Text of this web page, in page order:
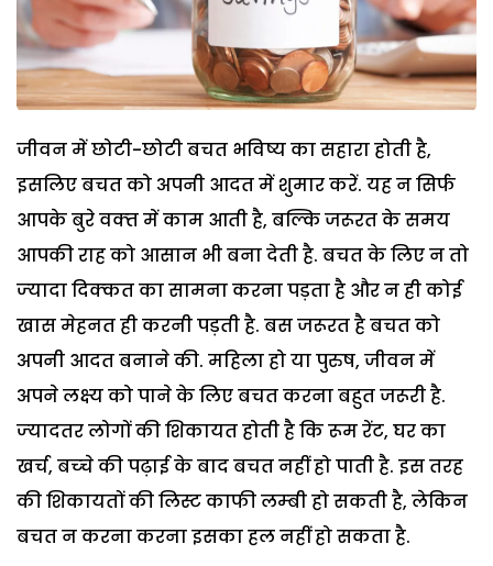
जीवन में छोटी-छोटी बचत भविष्य का सहारा होती है,
इसलिए बचत को अपनी आदत में शुमार करें. यह न सिर्फ
आपके बुरे वक्‍त में काम आती है, बल्कि जरूरत के समय
आपकी राह को आसान भी बना देती है. बचत के लिए न तो
ज्‍यादा दिक्‍कत का सामना करना पड़ता है और न ही कोई
खास मेहनत ही करनी पड़ती है. बस जरूरत है बचत को
अपनी आदत बनाने की. महिला हो या पुरुष, जीवन में
अपने लक्ष्‍य को पाने के लिए बचत करना बहुत जरूरी है.
ज्‍यादतर लोगों की शिकायत होती है कि रूम रेंट, घर का
खर्च, बच्‍चे की पढ़ाई के बाद बचत नहीं हो पाती है. इस तरह
की शिकायतों की लिस्‍ट काफी लम्‍बी हो सकती है, लेकिन
बचत न करना करना इसका हल नहीं हो सकता है.